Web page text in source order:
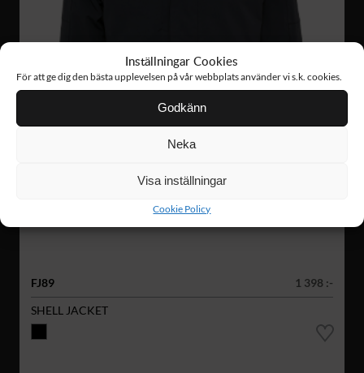
Inställningar Cookies
För att ge dig den bästa upplevelsen på vår webbplats använder vi s.k. cookies.
Godkänn
Neka
Visa inställningar
Cookie Policy
FJ89
1 398 :-
SHELL JACKET